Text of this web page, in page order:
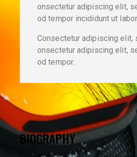
onsectetur adipiscing elit,
od tempor incididunt ut
Consectetur adipiscing elit,
onsectetur adipiscing elit,
od tempor.
BIOGRAPHY